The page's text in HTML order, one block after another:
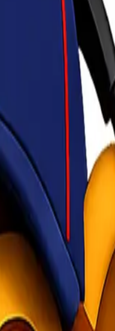
perangkat seperti
agar menghindari
barang elektronik
Packing yang baik
baik dapat melindungi